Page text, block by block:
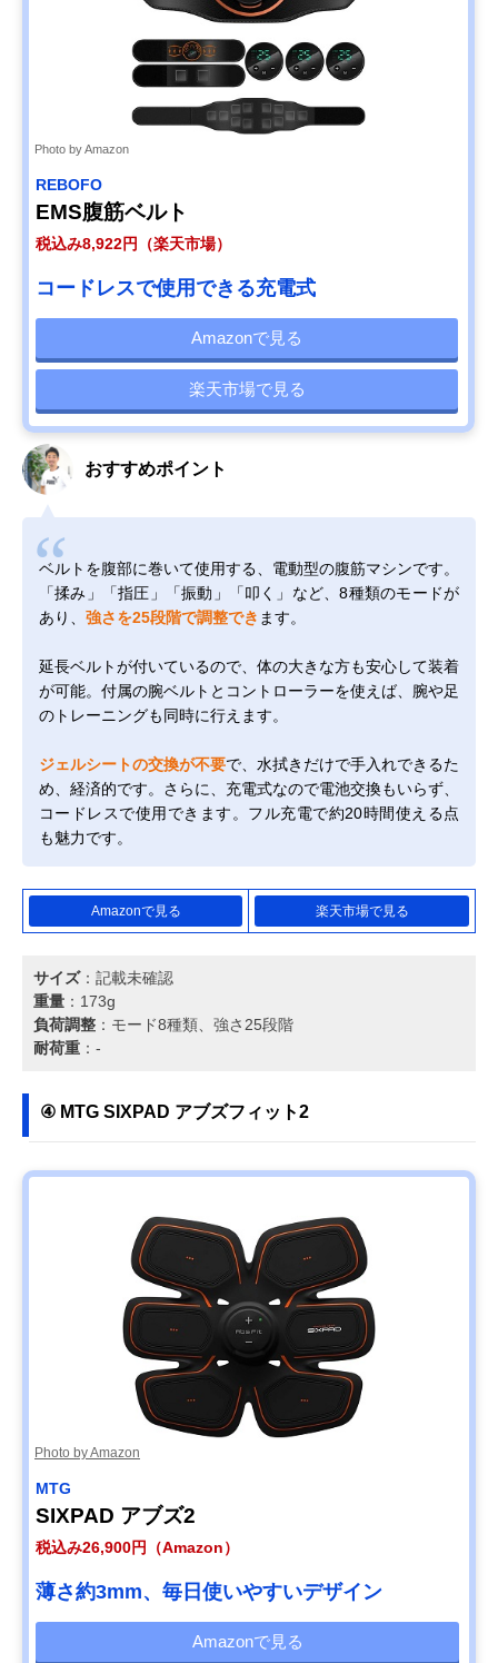
Photo by Amazon
REBOFO
EMS腹筋ベルト
税込み8,922円（楽天市場）
コードレスで使用できる充電式
Amazonで見る
楽天市場で見る
おすすめポイント
ベルトを腹部に巻いて使用する、電動型の腹筋マシンです。
「揉み」「指圧」「振動」「叩く」など、8種類のモードが
あり、 強さを25段階で調整でき ます。
延長ベルトが付いているので、体の大きな方も安心して装着
が可能。付属の腕ベルトとコントローラーを使えば、腕や足
のトレーニングも同時に行えます。
ジェルシートの交換が不要で、水拭きだけで手入れできるた
め、経済的です。さらに、充電式なので電池交換もいらず、
コードレスで使用できます。フル充電で約20時間使える点
も魅力です。
Amazonで見る 楽天市場で見る
サイズ：記載未確認
重量 ：173g
負荷調整 ：モード8種類、強さ25段階
耐荷重 ：-
④ MTG SIXPAD アブズフィット2
Photo by Amazon
MTG
SIXPAD アブズ2
税込み26,900円（Amazon）
薄さ約3mm、毎日使いやすいデザイン
Amazonで見る